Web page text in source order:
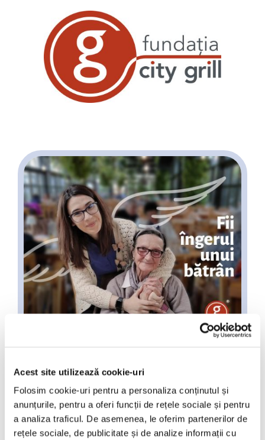
Acest site utilizează cookie-uri
Folosim cookie-uri pentru a personaliza conținutul și
anunțurile, pentru a oferi funcții de rețele sociale și pentru
a analiza traficul. De asemenea, le oferim partenerilor de
rețele sociale, de publicitate și de analize informații cu
Mese de socializare pentru